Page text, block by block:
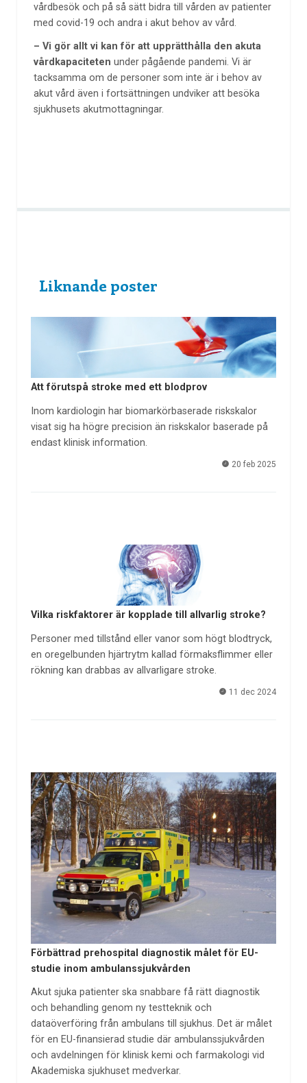
vårdbesök och på så sätt bidra till vården av patienter
med covid-19 och andra i akut behov av vård.
– Vi gör allt vi kan för att upprätthålla den akuta
vårdkapaciteten under pågående pandemi. Vi är
tacksamma om de personer som inte är i behov av
akut vård även i fortsättningen undviker att besöka
sjukhusets akutmottagningar.
Liknande poster
Att förutspå stroke med ett blodprov
Inom kardiologin har biomarkörbaserade riskskalor
visat sig ha högre precision än riskskalor baserade på
endast klinisk information.
20 feb 2025
Vilka riskfaktorer är kopplade till allvarlig stroke?
Personer med tillstånd eller vanor som högt blodtryck,
en oregelbunden hjärtrytm kallad förmaksflimmer eller
rökning kan drabbas av allvarligare stroke.
11 dec 2024
Förbättrad prehospital diagnostik målet för EU-
studie inom ambulanssjukvården
Akut sjuka patienter ska snabbare få rätt diagnostik
och behandling genom ny testteknik och
dataöverföring från ambulans till sjukhus. Det är målet
för en EU-finansierad studie där ambulanssjukvården
och avdelningen för klinisk kemi och farmakologi vid
Akademiska sjukhuset medverkar.